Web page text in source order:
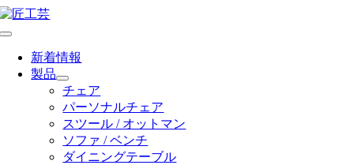
Skip
content
Toggle
Navigation新着情報
製品
チェア
パーソナルチェア
スツール / オットマン
ソファ / ベンチ
ダイニングテーブル